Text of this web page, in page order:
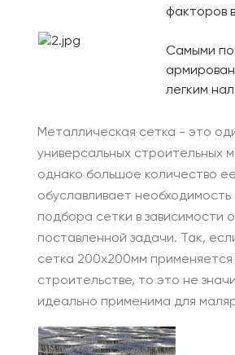
факторов
Самыми
легким
Металлическая сетка - это
универсальных строительных
однако большое количество
обуславливает
подбора сетки в зависимости
поставленной задачи. Так,
сетка 200х200мм
строительстве, то это не
идеально применима для